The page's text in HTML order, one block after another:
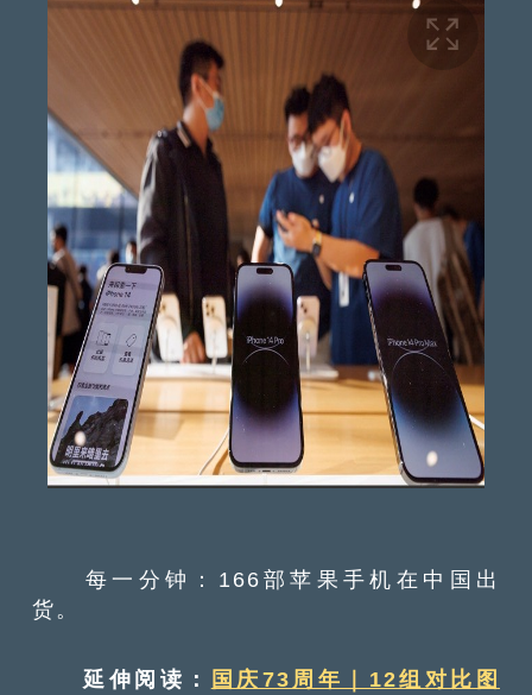
每一分钟：166部苹果手机在中国出
货。
延伸阅读：
国庆73周年｜12组对比图